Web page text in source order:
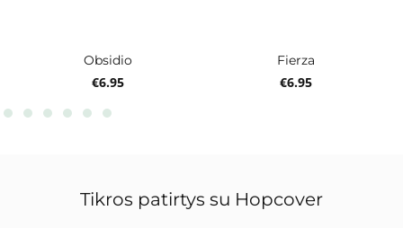
Obsidio
€6.95
Fierza
€6.95
Tikros patirtys su Hopcover